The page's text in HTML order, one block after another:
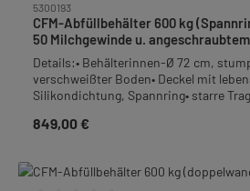
5300193
CFM-Abfüllbehälter 600 kg
50 Milchgewinde u.
Details:• Behälterinnen-Ø 72 cm,
verschweißter Boden• Deckel mit
Silikondichtung, Spannring• starre
angeschweißter DN 50
Gewicht: 70kg
Regulärer Preis:
849,00 €